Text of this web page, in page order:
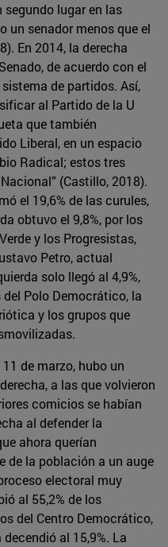
lugar en las
un senador menos que el
En 2014, la derecha
de acuerdo con el
de partidos. Así,
al Partido de la U
que también
Liberal, en un espacio
Radical; estos tres
(Castillo, 2018).
el 19,6% de las curules,
obtuvo el 9,8%, por los
y los Progresistas,
Petro, actual
solo llegó al 4,9%,
Polo Democrático, la
y los grupos que
de marzo, hubo un
a las que volvieron
comicios se habían
al defender la
ahora querían
de la población a un auge
electoral muy
al 55,2% de los
del Centro Democrático,
al 15,9%. La